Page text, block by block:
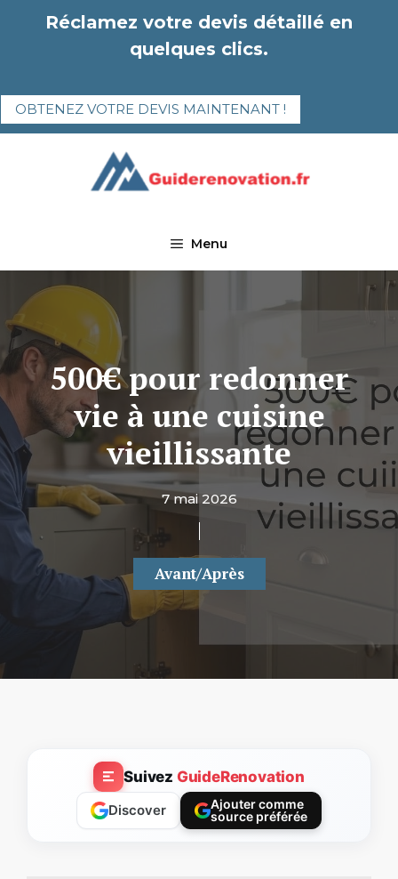
Réclamez votre devis détaillé en
quelques clics.
OBTENEZ VOTRE DEVIS MAINTENANT !
Menu
500€ pour redonner
vie à une cuisine
vieillissante
7 mai 2026
Avant/Après
Suivez GuideRenovation
Discover
Ajouter comme
source préférée